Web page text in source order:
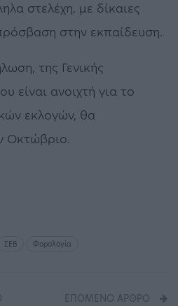
στελέχη, με δίκαιες
στην εκπαίδευση.
της Γενικής
είναι ανοιχτή για το
εκλογών, θα
Οκτώβριο.
ΣΕΒ Φορολογία
ΕΠΌΜΕΝΟ ΆΡΘΡΟ